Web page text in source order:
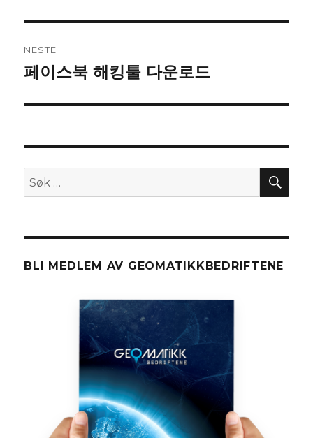
NESTE
Neste
페이스북 해킹툴 다운로드
Søk
etter:
BLI MEDLEM AV GEOMATIKKBEDRIFTENE